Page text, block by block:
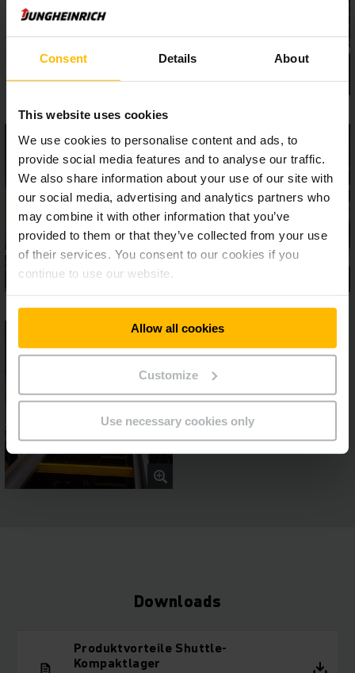
Consent Details About
This website uses cookies
We use cookies to personalise content and ads, to
provide social media features and to analyse our traffic.
We also share information about your use of our site with
our social media, advertising and analytics partners who
may combine it with other information that you’ve
provided to them or that they’ve collected from your use
of their services. You consent to our cookies if you
continue to use our website.
Allow all cookies
Customize
Use necessary cookies only
Downloads
Produktvorteile Shuttle-
Kompaktlager